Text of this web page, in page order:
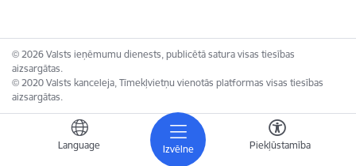
Izvēlne
Language Piekļūstamība
© 2026 Valsts ieņēmumu dienests, publicētā satura visas tiesības
aizsargātas.
© 2020 Valsts kanceleja, Tīmekļvietņu vienotās platformas visas tiesības
aizsargātas.